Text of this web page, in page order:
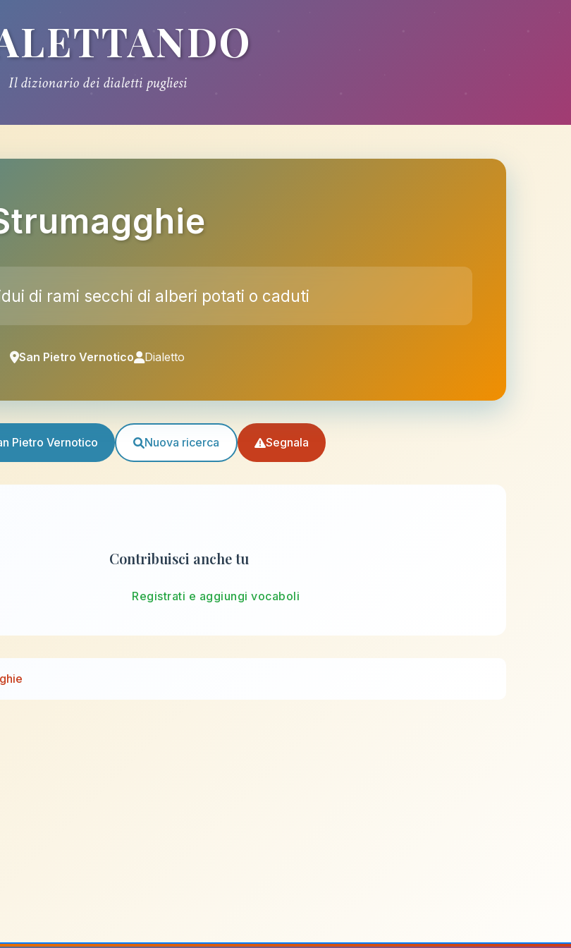
Il dizionario dei dialetti pugliesi
di rami secchi di alberi potati o caduti
San Pietro Vernotico Dialetto
Pietro Vernotico Nuova ricerca Segnala
Contribuisci anche tu
Registrati e aggiungi vocaboli